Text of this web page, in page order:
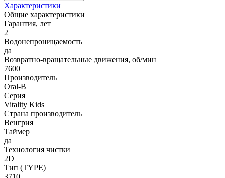
Характеристики
Общие характеристики
Гарантия, лет
2
Водонепроницаемость
да
Возвратно-вращательные движения, об/мин
7600
Производитель
Oral-B
Серия
Vitality Kids
Страна производитель
Венгрия
Таймер
да
Технология чистки
2D
Тип (TYPE)